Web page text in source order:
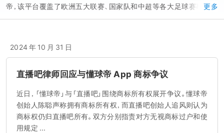
帝，该平台覆盖了欧洲五大联赛、国家队和中超等各大足球赛事内容
资讯，平台每天会更新两到三篇实时热点内容，用户还可以在平台的
更多
2024 年 10 月 31 日
直播吧律师回应与懂球帝 App 商标争议
近日，「懂球帝」与「直播吧」围绕商标所有权展开争议。懂球帝
创始人陈聪声称拥有商标所有权，而直播吧创始人追风则认为
商标权仍归直播吧所有。双方分别指责对方无视商标过户和使
用规定 ...